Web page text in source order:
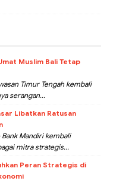
Muslim Bali Tetap
Timur Tengah kembali
serangan...
Libatkan Ratusan
Bank Mandiri kembali
mitra strategis...
Peran Strategis di